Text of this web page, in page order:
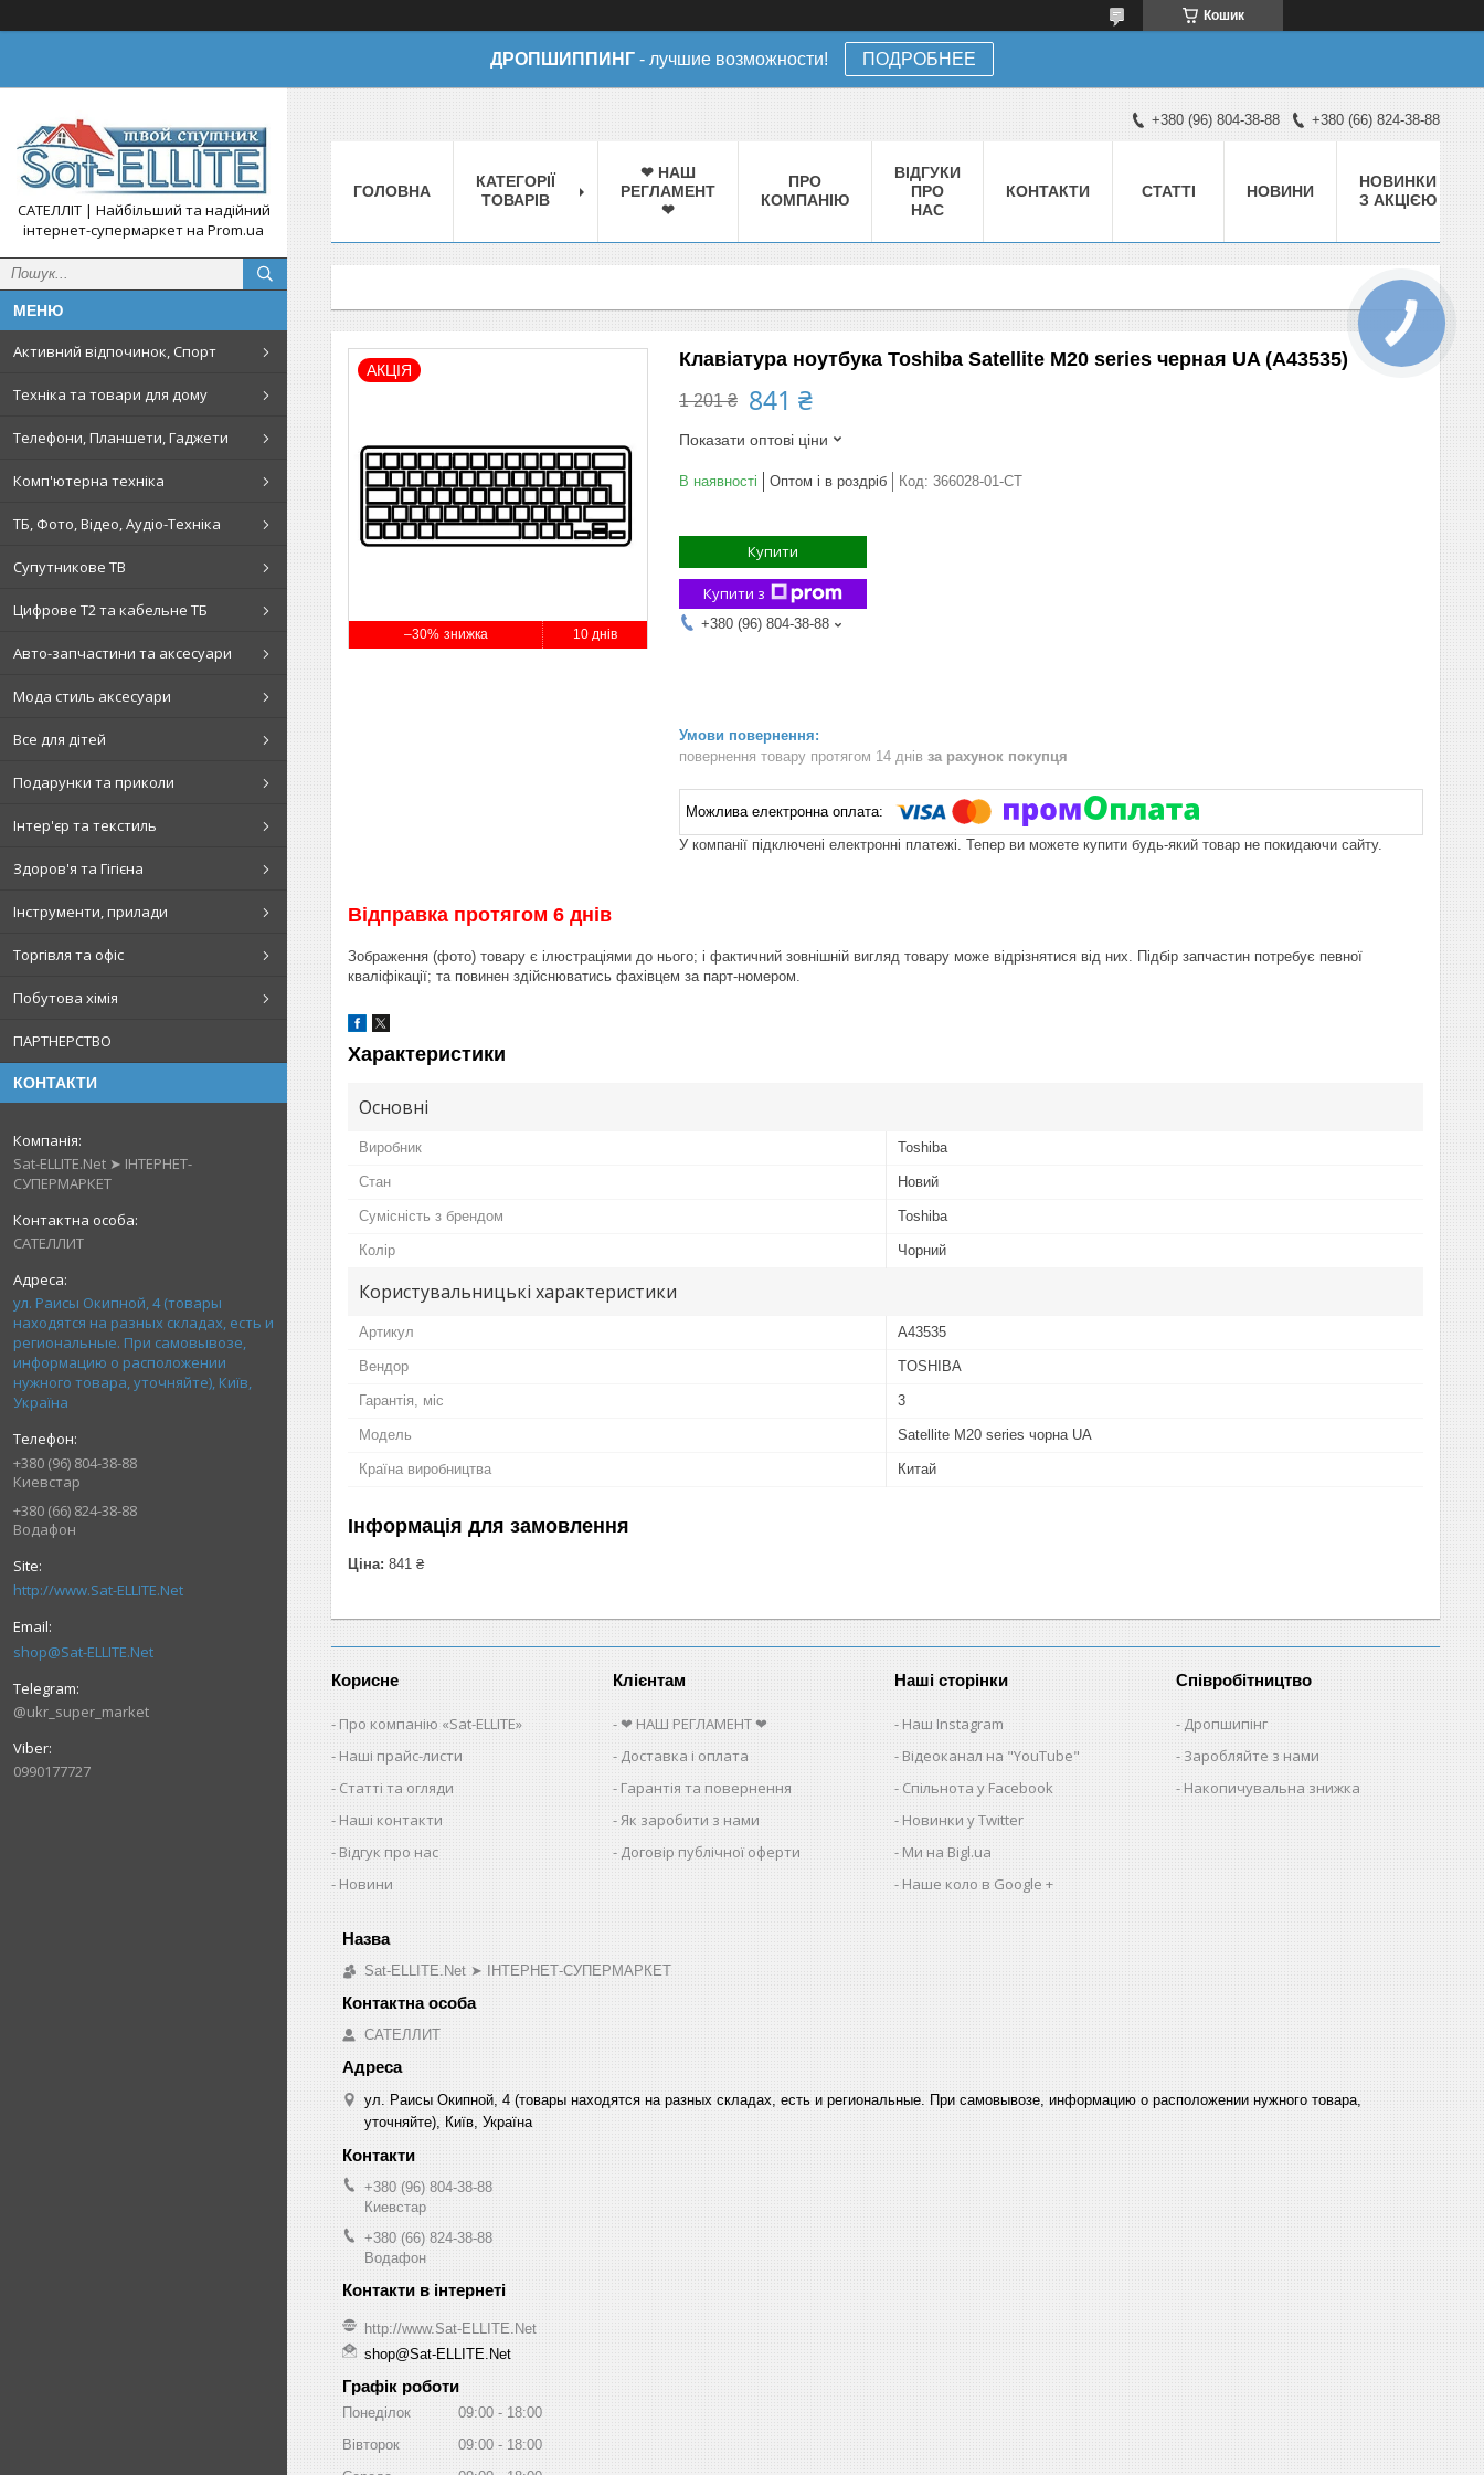
Кошик
ДРОПШИППИНГ - лучшие возможности! ПОДРОБНЕЕ
САТЕЛЛІТ | Найбільший та надійний
інтернет-супермаркет на Prom.ua
Активний відпочинок, Спорт
Техніка та товари для дому
Телефони, Планшети, Гаджети
Комп'ютерна техніка
ТБ, Фото, Відео, Аудіо-Техніка
Супутникове ТВ
Цифрове Т2 та кабельне ТБ
Авто-запчастини та аксесуари
Мода стиль аксесуари
Все для дітей
Подарунки та приколи
Інтер'єр та текстиль
Здоров'я та Гігієна
Інструменти, прилади
Торгівля та офіс
Побутова хімія
ПАРТНЕРСТВО
КОНТАКТИ
Sat-ELLITE.Net ➤ ІНТЕРНЕТ-
СУПЕРМАРКЕТ
САТЕЛЛИТ
ул. Раисы Окипной, 4 (товары
находятся на разных складах, есть и
региональные. При самовывозе,
информацию о расположении
нужного товара, уточняйте), Київ,
Україна
+380 (96) 804-38-88
Киевстар
+380 (66) 824-38-88
Водафон
http://www.Sat-ELLITE.Net
shop@Sat-ELLITE.Net
@ukr_super_market
0990177727
+380 (96) 804-38-88 +380 (66) 824-38-88
ГОЛОВНА
КАТЕГОРІЇ
ТОВАРІВ
❤ НАШ
РЕГЛАМЕНТ
❤
ПРО
КОМПАНІЮ
ВІДГУКИ
ПРО
НАС
КОНТАКТИ СТАТТІ НОВИНИ
НОВИНКИ
З АКЦІЄЮ
–30% 10 днів
АКЦІЯ Клавіатура ноутбука Toshiba Satellite M20 series черная UA (A43535)
1 201 ₴ 841 ₴
Показати оптові ціни
В наявності Оптом і в роздріб Код: 366028-01-СТ
Купити
Купити з
+380 (96) 804-38-88
повернення товару протягом 14 днів за рахунок покупця
У компанії підключені електронні платежі. Тепер ви можете купити будь-який товар не покидаючи сайту.
Відправка протягом 6 днів
Зображення (фото) товару є ілюстраціями до нього; і фактичний зовнішній вигляд товару може відрізнятися від них. Підбір запчастин потребує певної
кваліфікації; та повинен здійснюватись фахівцем за парт-номером.
Характеристики
Основні
Виробник Toshiba
Стан Новий
Сумісність з брендом Toshiba
Колір Чорний
Користувальницькі характеристики
Артикул A43535
Вендор TOSHIBA
Гарантія, міс 3
Мoдель Satellite M20 series чорна UA
Країна виробництва Китай
Інформація для замовлення
Ціна: 841 ₴
Корисне
Про компанію «Sat-ELLITE»
Наші прайс-листи
Статті та огляди
Наші контакти
Відгук про нас
Новини
Клієнтам
❤ НАШ РЕГЛАМЕНТ ❤
Доставка і оплата
Гарантія та повернення
Як заробити з нами
Договір публічної оферти
Наші сторінки
Наш Instagram
Відеоканал на "YouTube"
Спільнота у Facebook
Новинки у Twitter
Ми на Bigl.ua
Наше коло в Google +
Співробітництво
Дропшипінг
Заробляйте з нами
Накопичувальна знижка
Sat-ELLITE.Net ➤ ІНТЕРНЕТ-СУПЕРМАРКЕТ
САТЕЛЛИТ
ул. Раисы Окипной, 4 (товары находятся на разных складах, есть и региональные. При самовывозе, информацию о расположении нужного товара,
уточняйте), Київ, Україна
+380 (96) 804-38-88
Киевстар
+380 (66) 824-38-88
Водафон
http://www.Sat-ELLITE.Net
shop@Sat-ELLITE.Net
Графік роботи
Понеділок 09:00
18:00
Вівторок
09:00
18:00